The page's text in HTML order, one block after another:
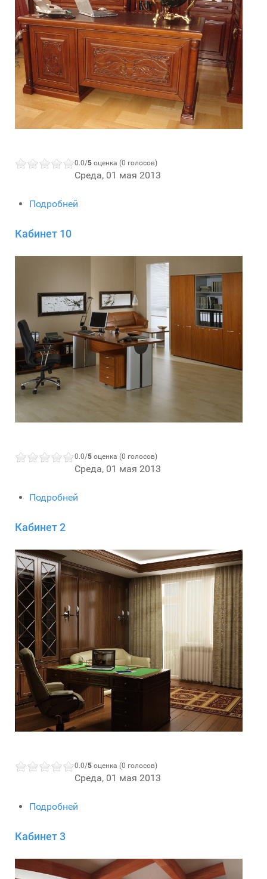
0.0/5 оценка (0 голосов)
Среда, 01 мая 2013
Подробней
Кабинет 10
0.0/5 оценка (0 голосов)
Среда, 01 мая 2013
Подробней
Кабинет 2
0.0/5 оценка (0 голосов)
Среда, 01 мая 2013
Подробней
Кабинет 3